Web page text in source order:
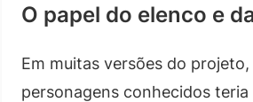
O papel do elenco e
Em muitas versões do
personagens conhecidos